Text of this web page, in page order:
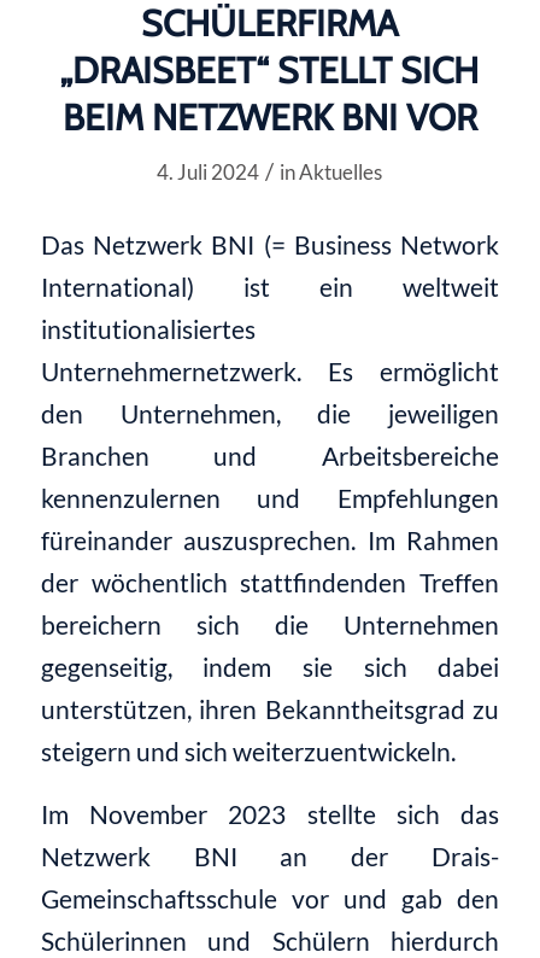
SCHÜLERFIRMA
„DRAISBEET“ STELLT SICH
BEIM NETZWERK BNI VOR
4. Juli 2024 / inAktuelles
Das Netzwerk BNI (= Business Network
International) ist ein weltweit
institutionalisiertes
Unternehmernetzwerk. Es ermöglicht
den Unternehmen, die jeweiligen
Branchen und Arbeitsbereiche
kennenzulernen und Empfehlungen
füreinander auszusprechen. Im Rahmen
der wöchentlich stattfindenden Treffen
bereichern sich die Unternehmen
gegenseitig, indem sie sich dabei
unterstützen, ihren Bekanntheitsgrad zu
steigern und sich weiterzuentwickeln.
Im November 2023 stellte sich das
Netzwerk BNI an der Drais-
Gemeinschaftsschule vor und gab den
Schülerinnen und Schülern hierdurch